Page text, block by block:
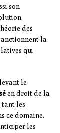
son
des
la
qui
le
en droit de la
tant les
ce domaine.
les